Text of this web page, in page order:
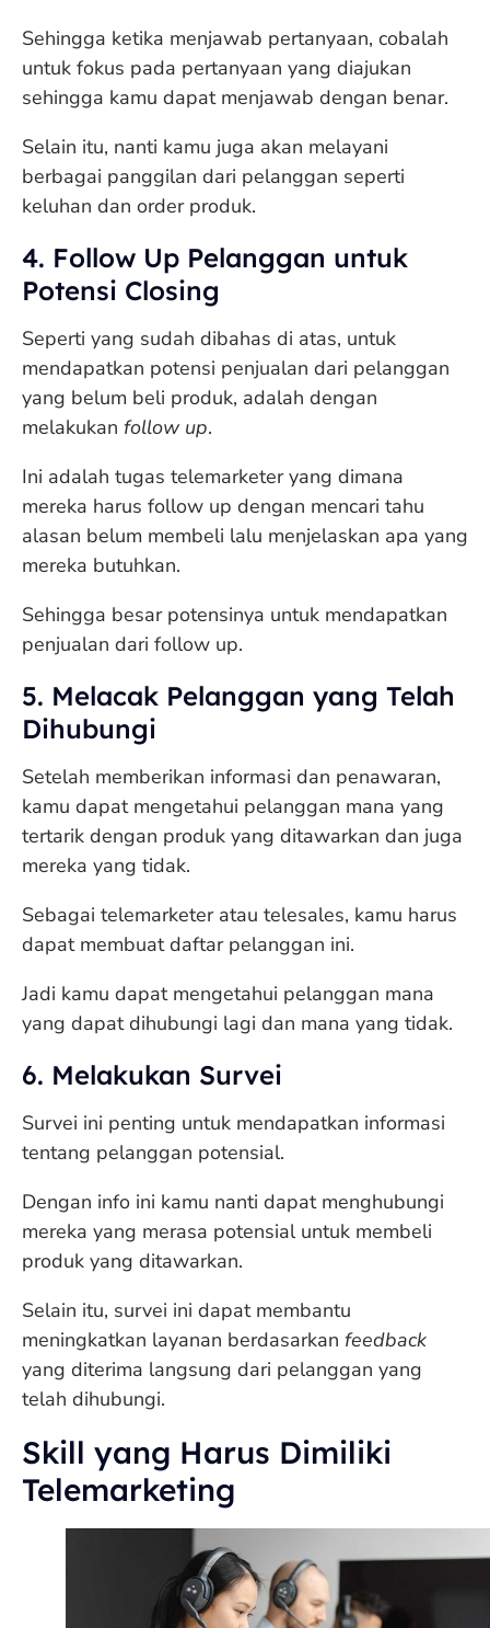
Sehingga ketika menjawab pertanyaan, cobalah
untuk fokus pada pertanyaan yang diajukan
sehingga kamu dapat menjawab dengan benar.
Selain itu, nanti kamu juga akan melayani
berbagai panggilan dari pelanggan seperti
keluhan dan order produk.
4. Follow Up Pelanggan untuk
Potensi Closing
Seperti yang sudah dibahas di atas, untuk
mendapatkan potensi penjualan dari pelanggan
yang belum beli produk, adalah dengan
melakukan follow up.
Ini adalah tugas telemarketer yang dimana
mereka harus follow up dengan mencari tahu
alasan belum membeli lalu menjelaskan apa yang
mereka butuhkan.
Sehingga besar potensinya untuk mendapatkan
penjualan dari follow up.
5. Melacak Pelanggan yang Telah
Dihubungi
Setelah memberikan informasi dan penawaran,
kamu dapat mengetahui pelanggan mana yang
tertarik dengan produk yang ditawarkan dan juga
mereka yang tidak.
Sebagai telemarketer atau telesales, kamu harus
dapat membuat daftar pelanggan ini.
Jadi kamu dapat mengetahui pelanggan mana
yang dapat dihubungi lagi dan mana yang tidak.
6. Melakukan Survei
Survei ini penting untuk mendapatkan informasi
tentang pelanggan potensial.
Dengan info ini kamu nanti dapat menghubungi
mereka yang merasa potensial untuk membeli
produk yang ditawarkan.
Selain itu, survei ini dapat membantu
meningkatkan layanan berdasarkan feedback
yang diterima langsung dari pelanggan yang
telah dihubungi.
Skill yang Harus Dimiliki
Telemarketing